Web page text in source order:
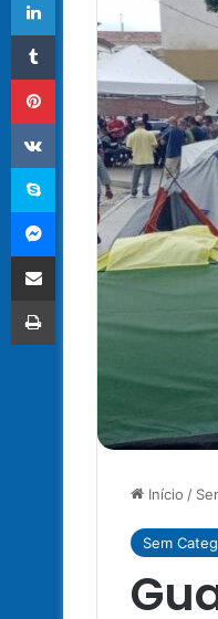
Início /
Sem
Tumblr
Pinterest
VK
Skype
Messenger
Compartilhar via e-mail